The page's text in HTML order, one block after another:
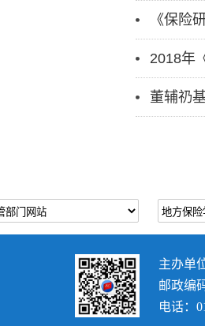
《保险
2018年
董辅礽
主办单
邮政编
电话：